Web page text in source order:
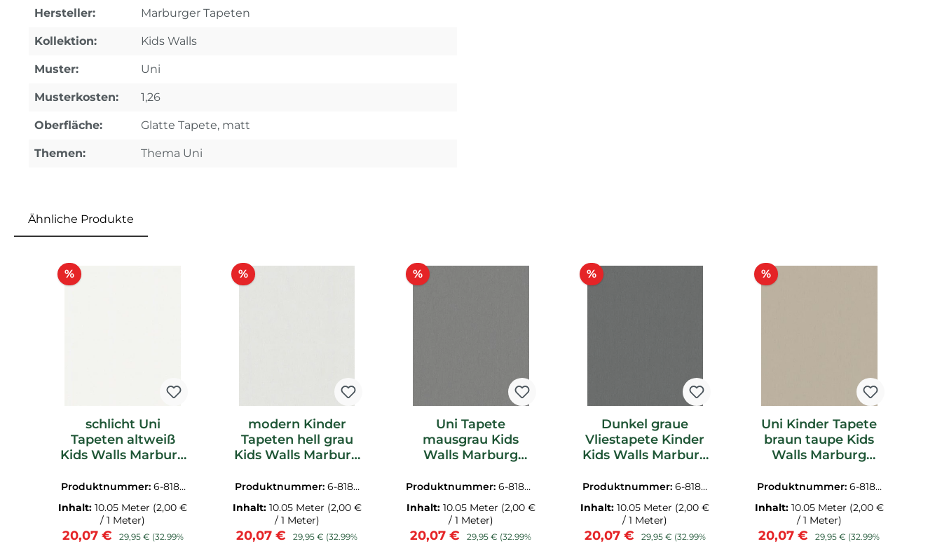
Hersteller: Marburger Tapeten
Kollektion: Kids Walls
Muster: Uni
Musterkosten: 1,26
Oberfläche: Glatte Tapete, matt
Themen: Thema Uni
Ähnliche Produkte
%Rabatt
schlicht Uni
Tapeten altweiß
Kids Walls Marburg
Produktnummer: 6-8185
Inhalt:10.05 Meter (2,00 €
/ 1 Meter)
Verkaufspreis:
20,07 € Regulärer Preis:
29,95 € (32.99%
%Rabatt
modern Kinder
Tapeten hell grau
Kids Walls Marburg
Produktnummer: 6-8186
Inhalt: 10.05 Meter (2,00 €
/ 1 Meter)
Verkaufspreis:
20,07 € Regulärer Preis:
29,95 € (32.99%
%Rabatt
Uni Tapete
mausgrau Kids
Walls Marburg
Produktnummer: 6-81861.
Inhalt: 10.05 Meter (2,00 €
/ 1 Meter)
Verkaufspreis:
20,07 € Regulärer Preis:
29,95 € (32.99%
%Rabatt
Dunkel graue
Vliestapete Kinder
Kids Walls Marburg
Produktnummer:6-8186
Inhalt:10.05 Meter (2,00 €
/ 1 Meter)
Verkaufspreis:
20,07 € Regulärer Preis:
29,95 € (32.99%
%Rabatt
Uni Kinder Tapete
braun taupe Kids
Walls Marburg
Produktnummer: 6-8186
Inhalt: 10.05 Meter (2,00 €
/ 1 Meter)
Verkaufspreis:
20,07 € Regulärer Preis:
29,95 € (32.99%